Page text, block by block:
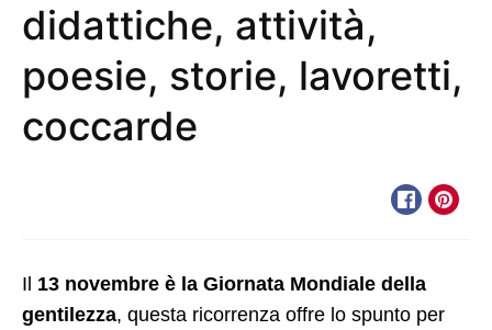
didattiche, attività,
poesie, storie, lavoretti,
coccarde
Il 13 novembre è la Giornata Mondiale della
gentilezza, questa ricorrenza offre lo spunto per